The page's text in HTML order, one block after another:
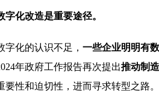
化改造是重要途径。
化的认识不足， 一些企业明明有
年政府工作报告再次提出推动制
性和迫切性，进而寻求转型之路。